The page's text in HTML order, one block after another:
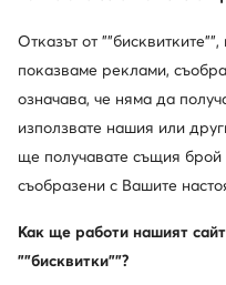
Отказът от
показваме реклами,
означава, че няма да
използвате нашия или
ще получавате същия
съобразени с Вашите
Как ще работи нашият
""бисквитки""?